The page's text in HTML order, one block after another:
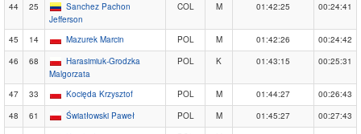
44
25
Sanchez Pachon
Jefferson
COL M 01:42:25 00:24:41
45 14 Mazurek Marcin POL M 01:42:26
00:24:42
46
68
Harasimiuk-Grodzka
Malgorzata
POL K 01:43:15 00:25:31
47 33 Kocięda Krzysztof POL M 01:44:27
00:26:43
48
61 Światłowski Paweł POL M 01:45:27
00:27:43